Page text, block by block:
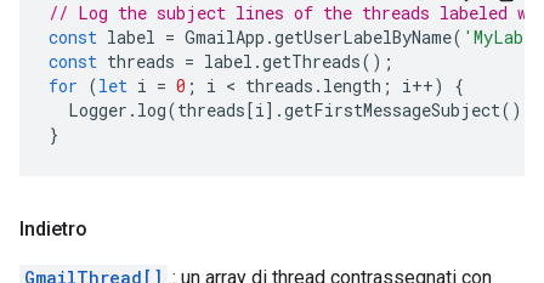
// Log the subject lines of the threads labeled
const label = GmailApp .getUserLabelByName(
const threads = label .getThreads();
for (let i = 0 ; i < threads . length ; i++)
{
Logger . log(threads[i].getFirstMessageSubject());
}
Indietro
GmailThread[] : un array di thread contrassegnati con